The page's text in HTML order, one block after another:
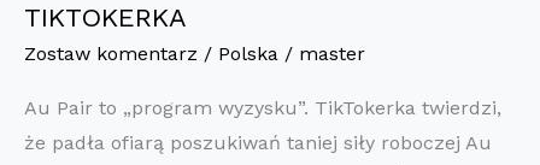
TIKTOKERKA
Zostaw komentarz / Polska / master
Au Pair to „program wyzysku”. TikTokerka twierdzi,
że padła ofiarą poszukiwań taniej siły roboczej Au